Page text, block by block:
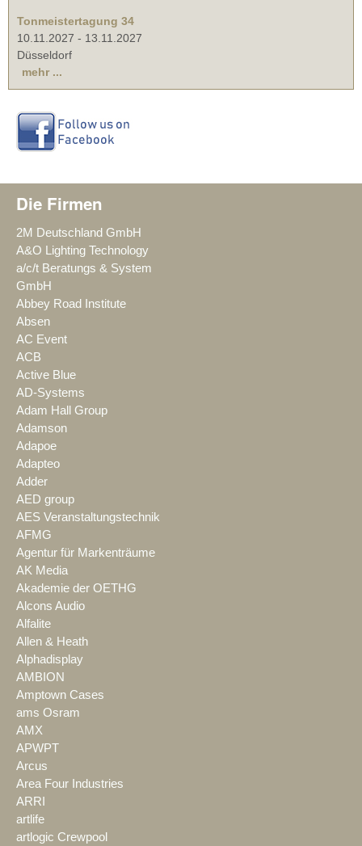
Tonmeistertagung 34
10.11.2027 - 13.11.2027
Düsseldorf
mehr ...
Die Firmen
2M Deutschland GmbH
A&O Lighting Technology
a/c/t Beratungs & System
GmbH
Abbey Road Institute
Absen
AC Event
ACB
Active Blue
AD-Systems
Adam Hall Group
Adamson
Adapoe
Adapteo
Adder
AED group
AES Veranstaltungstechnik
AFMG
Agentur für Markenträume
AK Media
Akademie der OETHG
Alcons Audio
Alfalite
Allen & Heath
Alphadisplay
AMBION
Amptown Cases
ams Osram
AMX
APWPT
Arcus
Area Four Industries
ARRI
artlife
artlogic Crewpool